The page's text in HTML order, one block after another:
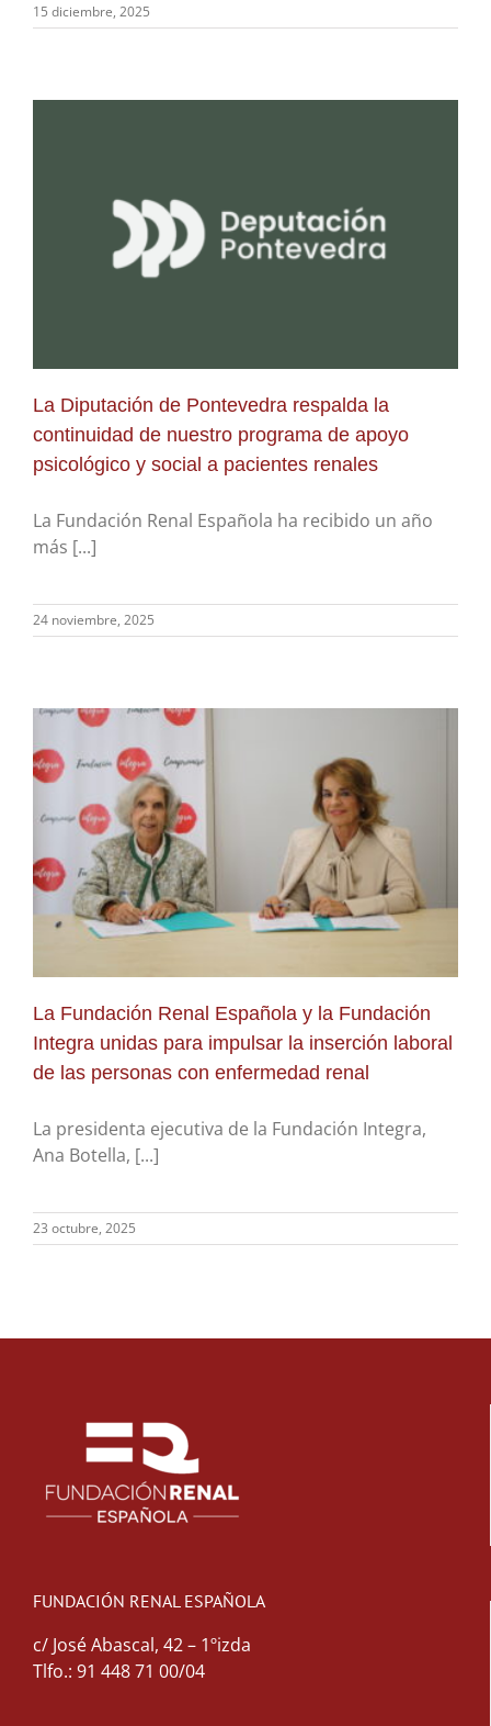
15 diciembre, 2025
La Diputación de Pontevedra respalda la
continuidad de nuestro programa de apoyo
psicológico y social a pacientes renales
La Fundación Renal Española ha recibido un año
más [...]
24 noviembre, 2025
La Fundación Renal Española y la Fundación
Integra unidas para impulsar la inserción laboral
de las personas con enfermedad renal
La presidenta ejecutiva de la Fundación Integra,
Ana Botella, [...]
23 octubre, 2025
FUNDACIÓN RENAL ESPAÑOLA
c/ José Abascal, 42 – 1ºizda
Tlfo.: 91 448 71 00/04